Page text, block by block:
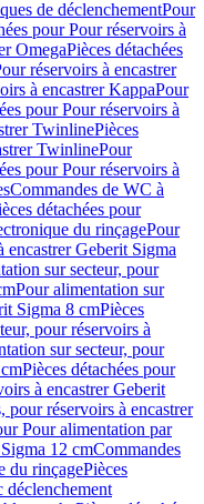
de déclenchementPour
pour Pour réservoirs à
OmegaPièces détachées
réservoirs à encastrer
à encastrer KappaPour
pour Pour réservoirs à
TwinlinePièces
TwinlinePour
pour Pour réservoirs à
Commandes de WC à
détachées pour
du rinçagePour
encastrer Geberit Sigma
sur secteur, pour
Pour alimentation sur
Sigma 8 cmPièces
pour réservoirs à
sur secteur, pour
Pièces détachées pour
à encastrer Geberit
pour réservoirs à encastrer
Pour alimentation par
12 cmCommandes
du rinçagePièces
déclenchement